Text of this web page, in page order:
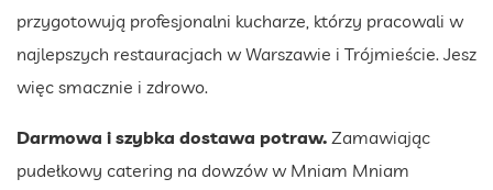
przygotowują profesjonalni kucharze, którzy pracowali w
najlepszych restauracjach w Warszawie i Trójmieście. Jesz
więc smacznie i zdrowo.
Darmowa i szybka dostawa potraw. Zamawiając
pudełkowy catering na dowzów w Mniam Mniam